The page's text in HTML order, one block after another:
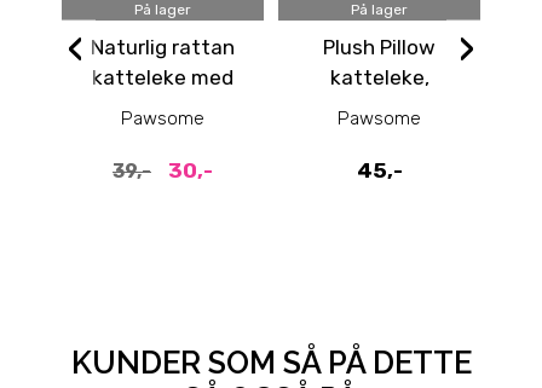
På lager
Naturlig rattan
katteleke med
ekte fjær, 37 cm
Pawsome
39,- 30,-
På lager
Plush Pillow
katteleke,
fuskepels leke
Pawsome
45,-
‹ ›
KUNDER SOM SÅ PÅ DETTE